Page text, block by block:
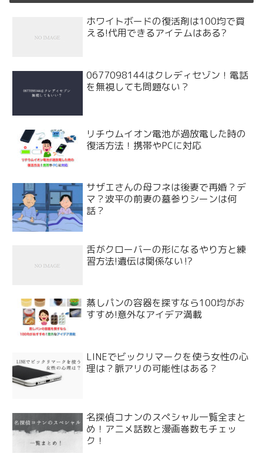
ホワイトボードの復活剤は100均で買
える!代用できるアイテムはある?
0677098144はクレディセゾン！電話
を無視しても問題ない？
リチウムイオン電池が過放電した時の
復活方法！携帯やPCに対応
サザエさんの母フネは後妻で再婚？デ
マ？波平の前妻の墓参りシーンは何
話？
舌がクローバーの形になるやり方と練
習方法!遺伝は関係ない⁉
蒸しパンの容器を探すなら100均がお
すすめ!意外なアイデア満載
LINEでビックリマークを使う女性の心
理は？脈アリの可能性はある？
名探偵コナンのスペシャル一覧全まと
め！アニメ話数と漫画巻数もチェッ
ク！